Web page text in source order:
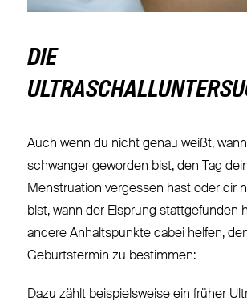
DIE
Auch wenn du nicht genau weißt,
schwanger geworden bist, den Tag
Menstruation vergessen hast oder dir
bist, wann der Eisprung stattgefunden
andere Anhaltspunkte dabei helfen,
Geburtstermin zu bestimmen:
Dazu zählt beispielsweise ein früher